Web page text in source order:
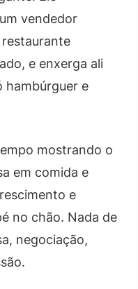
vendedor
e enxerga ali
hambúrguer e
mostrando o
em comida e
e
no chão. Nada de
negociação,